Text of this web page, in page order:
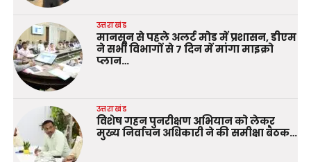
उत्तराखंड
मानसून से पहले अलर्ट मोड में प्रशासन, डीएम
ने सभी विभागों से 7 दिन में मांगा माइक्रो
प्लान…
उत्तराखंड
विशेष गहन पुनरीक्षण अभियान को लेकर
मुख्य निर्वाचन अधिकारी ने की समीक्षा बैठक…